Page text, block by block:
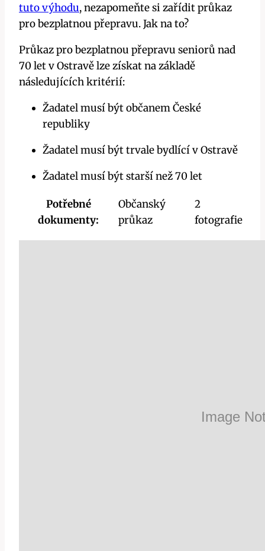
tuto výhodu, nezapomeňte si zařídit průkaz
pro bezplatnou přepravu. Jak na to?
Průkaz pro bezplatnou přepravu seniorů nad
70 let v Ostravě lze získat na základě
následujících kritérií:
Žadatel musí být občanem České
republiky
Žadatel musí být trvale bydlící v Ostravě
Žadatel musí být starší než 70 let
Potřebné
dokumenty:
Občanský
průkaz
2
fotografie